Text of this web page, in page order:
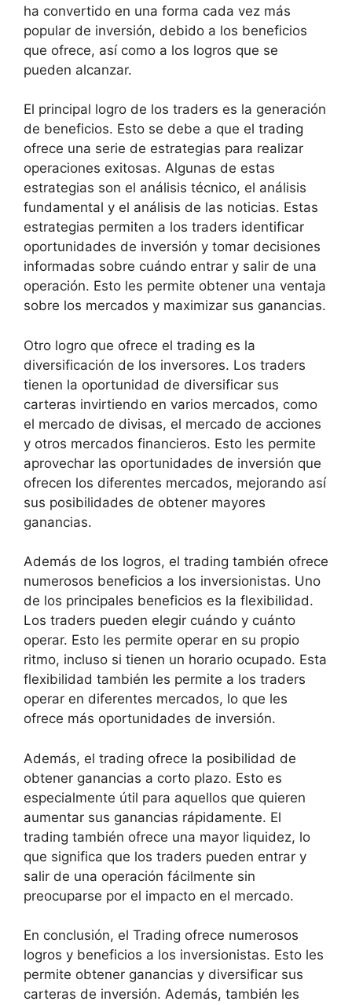
ha convertido en una forma cada vez más
popular de inversión, debido a los beneficios
que ofrece, así como a los logros que se
pueden alcanzar.
El principal logro de los traders es la generación
de beneficios. Esto se debe a que el trading
ofrece una serie de estrategias para realizar
operaciones exitosas. Algunas de estas
estrategias son el análisis técnico, el análisis
fundamental y el análisis de las noticias. Estas
estrategias permiten a los traders identificar
oportunidades de inversión y tomar decisiones
informadas sobre cuándo entrar y salir de una
operación. Esto les permite obtener una ventaja
sobre los mercados y maximizar sus ganancias.
Otro logro que ofrece el trading es la
diversificación de los inversores. Los traders
tienen la oportunidad de diversificar sus
carteras invirtiendo en varios mercados, como
el mercado de divisas, el mercado de acciones
y otros mercados financieros. Esto les permite
aprovechar las oportunidades de inversión que
ofrecen los diferentes mercados, mejorando así
sus posibilidades de obtener mayores
ganancias.
Además de los logros, el trading también ofrece
numerosos beneficios a los inversionistas. Uno
de los principales beneficios es la flexibilidad.
Los traders pueden elegir cuándo y cuánto
operar. Esto les permite operar en su propio
ritmo, incluso si tienen un horario ocupado. Esta
flexibilidad también les permite a los traders
operar en diferentes mercados, lo que les
ofrece más oportunidades de inversión.
Además, el trading ofrece la posibilidad de
obtener ganancias a corto plazo. Esto es
especialmente útil para aquellos que quieren
aumentar sus ganancias rápidamente. El
trading también ofrece una mayor liquidez, lo
que significa que los traders pueden entrar y
salir de una operación fácilmente sin
preocuparse por el impacto en el mercado.
En conclusión, el Trading ofrece numerosos
logros y beneficios a los inversionistas. Esto les
permite obtener ganancias y diversificar sus
carteras de inversión. Además, también les